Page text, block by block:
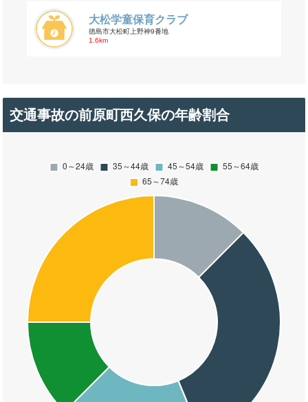
大松学童保育クラブ
徳島市大松町上野神9番地
1.6km
交通事故の前原町西久保の年齢割合